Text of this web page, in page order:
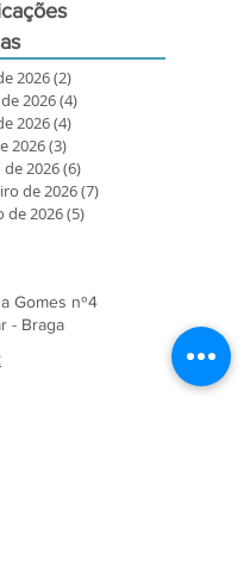
2026(2)
2026(4)
2026(4)
2026(3)
2026(6)
de 2026(7)
de 2026(5)
Gomes nº4
- Braga